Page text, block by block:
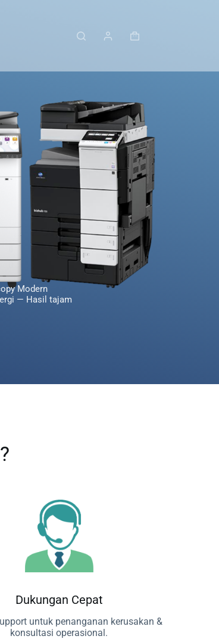
Modern
— Hasil tajam
Dukungan Cepat
untuk penanganan kerusakan &
konsultasi operasional.